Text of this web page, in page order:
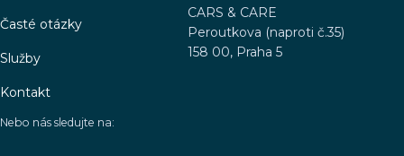
Časté otázky
Služby
Kontakt
CARS & CARE
Peroutkova (naproti č.35)
158 00, Praha 5
Nebo nás sledujte na: